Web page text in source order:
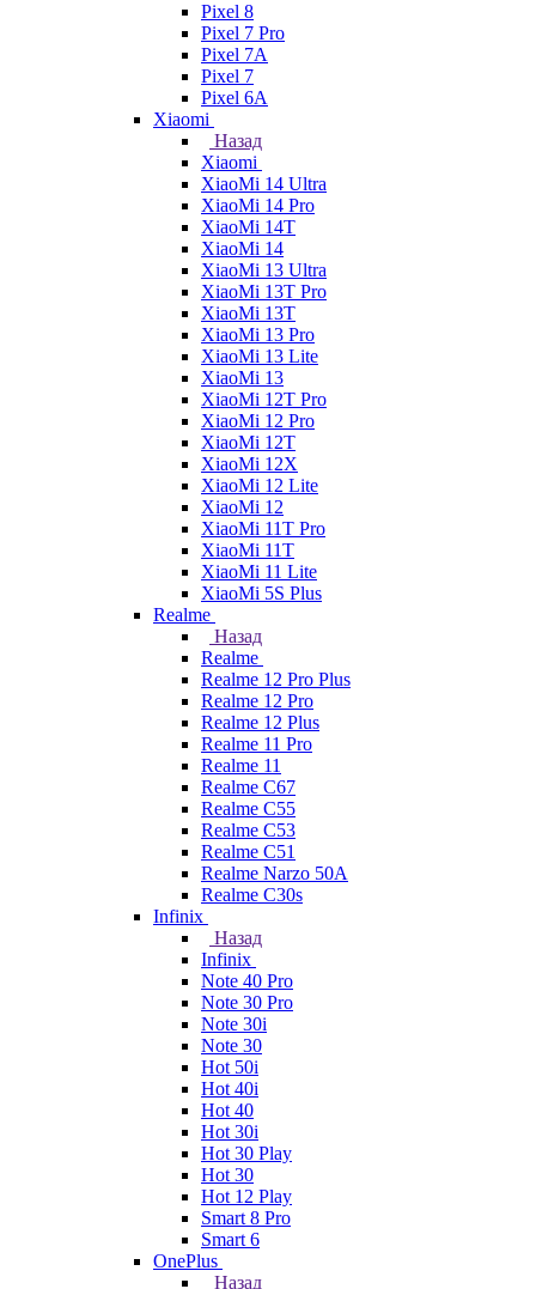
Pixel 8
Pixel 7 Pro
Pixel 7A
Pixel 7
Pixel 6A
Xiaomi
Назад
Xiaomi
XiaoMi 14 Ultra
XiaoMi 14 Pro
XiaoMi 14T
XiaoMi 14
XiaoMi 13 Ultra
XiaoMi 13T Pro
XiaoMi 13T
XiaoMi 13 Pro
XiaoMi 13 Lite
XiaoMi 13
XiaoMi 12T Pro
XiaoMi 12 Pro
XiaoMi 12T
XiaoMi 12X
XiaoMi 12 Lite
XiaoMi 12
XiaoMi 11T Pro
XiaoMi 11T
XiaoMi 11 Lite
XiaoMi 5S Plus
Realme
Назад
Realme
Realme 12 Pro Plus
Realme 12 Pro
Realme 12 Plus
Realme 11 Pro
Realme 11
Realme C67
Realme C55
Realme C53
Realme C51
Realme Narzo 50A
Realme C30s
Infinix
Назад
Infinix
Note 40 Pro
Note 30 Pro
Note 30i
Note 30
Hot 50i
Hot 40i
Hot 40
Hot 30i
Hot 30 Play
Hot 30
Hot 12 Play
Smart 8 Pro
Smart 6
OnePlus
Назад